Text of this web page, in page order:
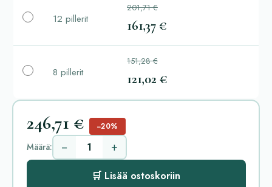
12 pillerit
201,71 €
161,37 €
8 pillerit
151,28 €
121,02 €
246,71 € −20%
Määrä: − +
🛒 Lisää ostoskoriin